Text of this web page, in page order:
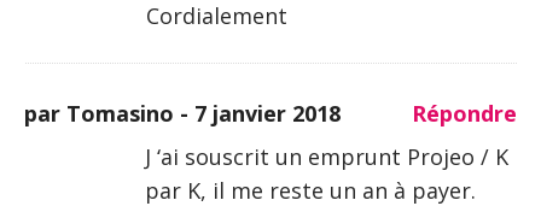
Cordialement
par Tomasino - 7 janvier 2018
Répondre
J ‘ai souscrit un emprunt Projeo / K
par K, il me reste un an à payer.